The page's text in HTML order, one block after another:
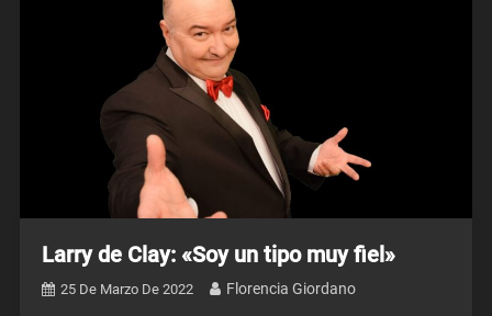
Larry de Clay: «Soy un tipo muy fiel»
25 De Marzo De 2022 Florencia Giordano